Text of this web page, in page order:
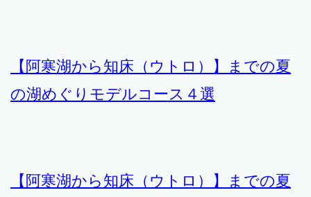
【阿寒湖から知床（ウトロ）】までの夏
の湖めぐりモデルコース４選
【阿寒湖から知床（ウトロ）】までの夏